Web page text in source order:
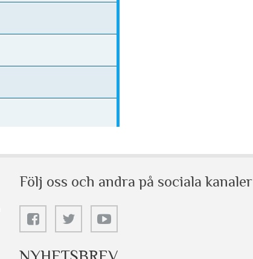
Följ oss och andra på sociala kanaler